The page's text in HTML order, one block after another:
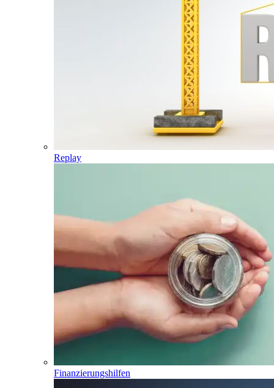
Replay
Finanzierungshilfen